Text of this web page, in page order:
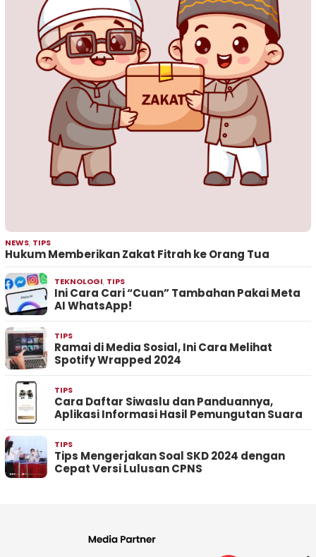
NEWS, TIPS
Hukum Memberikan Zakat Fitrah ke Orang Tua
TEKNOLOGI, TIPS
Ini Cara Cari “Cuan” Tambahan Pakai Meta
AI WhatsApp!
TIPS
Ramai di Media Sosial, Ini Cara Melihat
Spotify Wrapped 2024
TIPS
Cara Daftar Siwaslu dan Panduannya,
Aplikasi Informasi Hasil Pemungutan Suara
TIPS
Tips Mengerjakan Soal SKD 2024 dengan
Cepat Versi Lulusan CPNS